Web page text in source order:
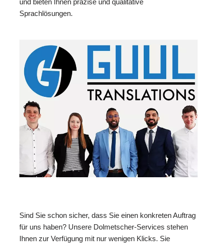
und bieten Ihnen präzise und qualitative
Sprachlösungen.
Sind Sie schon sicher, dass Sie einen konkreten Auftrag
für uns haben? Unsere Dolmetscher-Services stehen
Ihnen zur Verfügung mit nur wenigen Klicks. Sie